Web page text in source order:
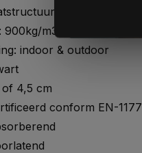
fijner
900kg/m3 (harder geperst)
indoor & outdoor
of 4,5 cm
conform EN-1177